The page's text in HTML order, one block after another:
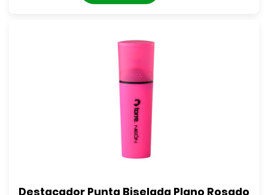
Destacador Punta Biselada Plano Rosado